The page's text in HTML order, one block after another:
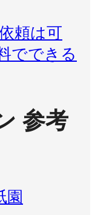
頼は可
でできる
参考
園